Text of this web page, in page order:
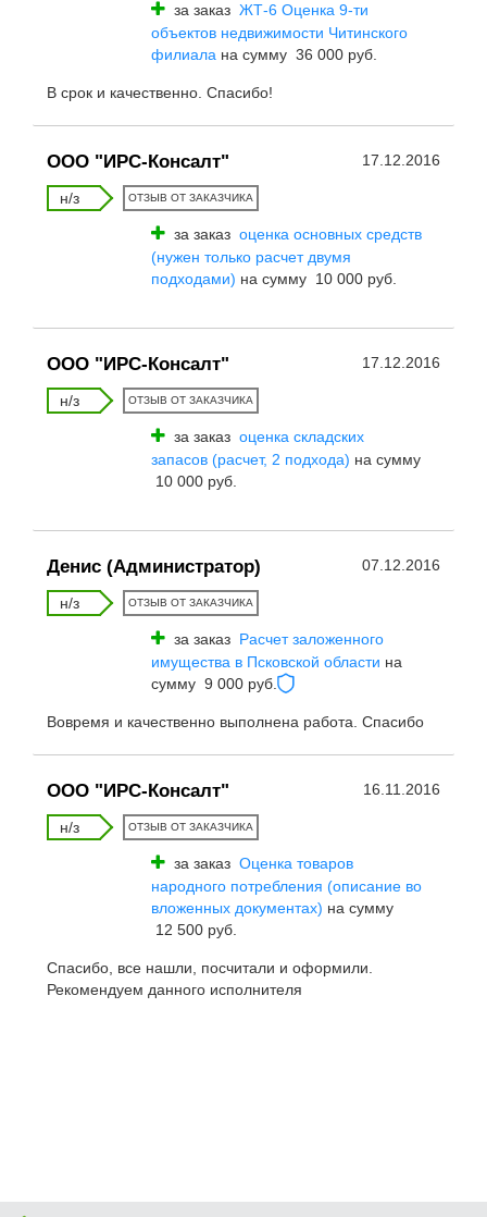
за заказ ЖТ-6 Оценка 9-ти
объектов недвижимости Читинского
филиала на сумму 36 000 руб.
В срок и качественно. Спасибо!
ООО "ИРС-Консалт" 17.12.2016
н/з ОТЗЫВ ОТ ЗАКАЗЧИКА
за заказ оценка основных средств
(нужен только расчет двумя
подходами) на сумму 10 000 руб.
ООО "ИРС-Консалт" 17.12.2016
н/з ОТЗЫВ ОТ ЗАКАЗЧИКА
за заказ оценка складских
запасов (расчет, 2 подхода) на сумму
10 000 руб.
Денис (Администратор) 07.12.2016
н/з ОТЗЫВ ОТ ЗАКАЗЧИКА
за заказ Расчет заложенного
имущества в Псковской области на
сумму 9 000 руб.
Вовремя и качественно выполнена работа. Спасибо
ООО "ИРС-Консалт" 16.11.2016
н/з ОТЗЫВ ОТ ЗАКАЗЧИКА
за заказ Оценка товаров
народного потребления (описание во
вложенных документах) на сумму
12 500 руб.
Спасибо, все нашли, посчитали и оформили.
Рекомендуем данного исполнителя